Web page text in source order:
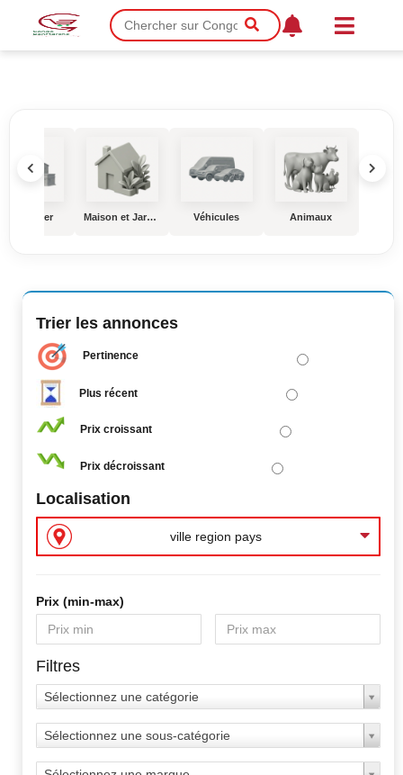
Immobilier Maison et Jardin Véhicules Animaux
Trier les annonces
Pertinence
Plus récent
Prix croissant
Prix décroissant
Localisation
ville region pays
Prix ​​(min-max)
Filtres
Sélectionnez une catégorie
Sélectionnez une sous-catégorie